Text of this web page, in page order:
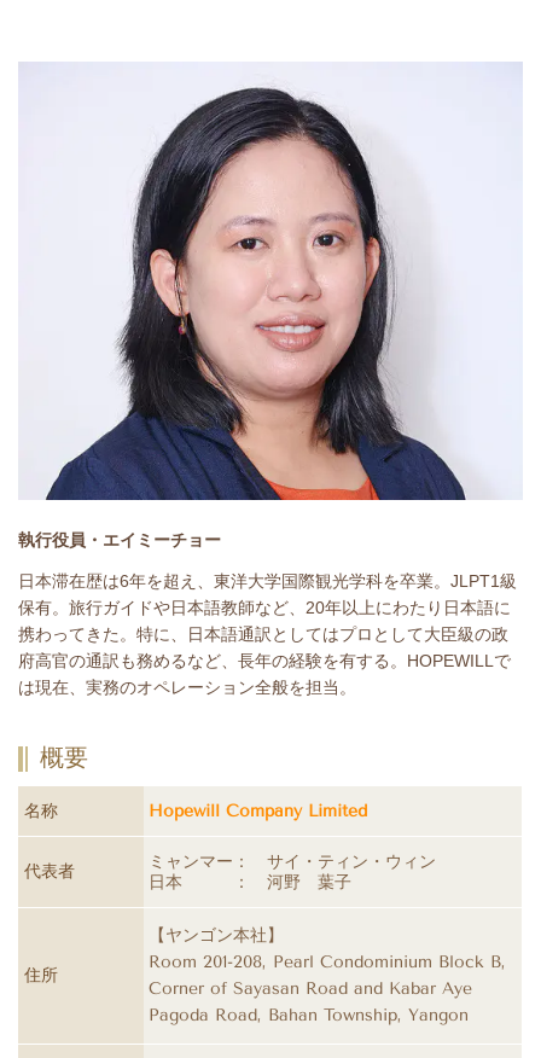
執行役員・エイミーチョー
日本滞在歴は6年を超え、東洋大学国際観光学科を卒業。 JLPT1級
保有。旅行ガイドや日本語教師など、 20年以上にわたり日本語に
携わってきた。特に、日本語通訳としてはプロとして大臣級の政
府高官の通訳も務めるなど、長年の経験を有する。 HOPEWILLで
は現在、実務のオペレーション全般を担当。
概要
名称 Hopewill Company Limited
代表者
ミャンマー： サイ・ティン・ウィン
日本 ： 河野 葉子
住所
【ヤンゴン本社】
Room 201-208, Pearl Condominium Block B,
Corner of Sayasan Road and Kabar Aye
Pagoda Road, Bahan Township, Yangon